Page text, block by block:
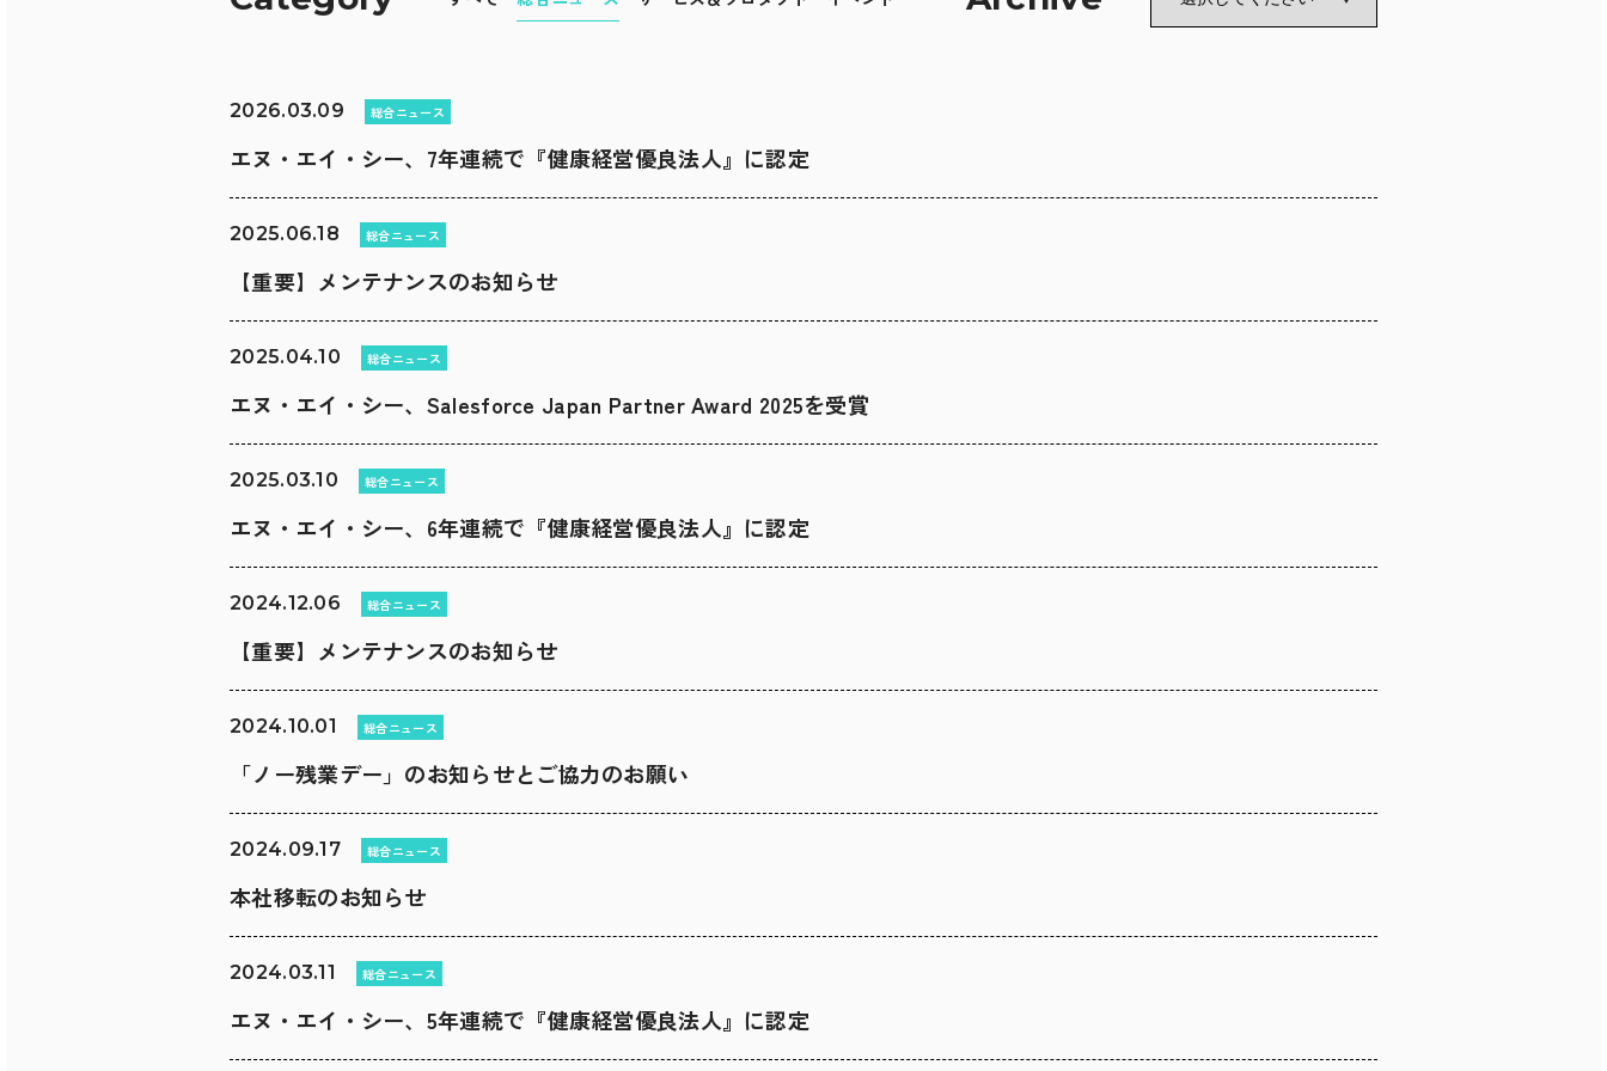
2026.03.09 総合ニュース
エヌ・エイ・シー、7年連続で『健康経営優良法人』に認定
2025.06.18 総合ニュース
【重要】メンテナンスのお知らせ
2025.04.10 総合ニュース
エヌ・エイ・シー、Salesforce Japan Partner Award 2025を受賞
2025.03.10 総合ニュース
エヌ・エイ・シー、6年連続で『健康経営優良法人』に認定
2024.12.06 総合ニュース
【重要】メンテナンスのお知らせ
2024.10.01 総合ニュース
「ノー残業デー」のお知らせとご協力のお願い
2024.09.17 総合ニュース
本社移転のお知らせ
2024.03.11 総合ニュース
エヌ・エイ・シー、5年連続で『健康経営優良法人』に認定